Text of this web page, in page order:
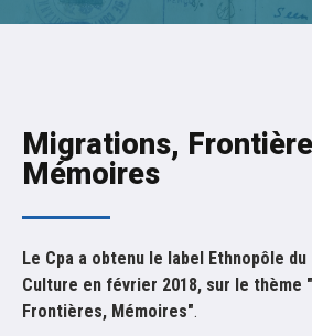
Migrations,
Mémoires
Le Cpa a obtenu le label Ethnopôle
Culture en février 2018, sur le thème
Frontières, Mémoires".